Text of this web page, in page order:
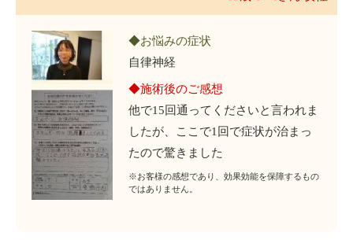
◆お悩みの症状
自律神経
◆施術後のご感想
他で15回通ってくださいと言われま
したが、ここで1回で症状が治まっ
たので驚きました
※お客様の感想であり、効果効能を保障するもの
ではありません。